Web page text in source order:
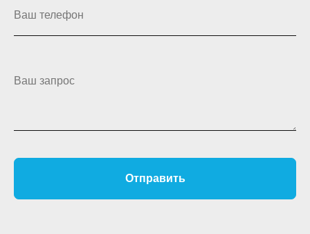
Ваш телефон
Ваш запрос
Отправить